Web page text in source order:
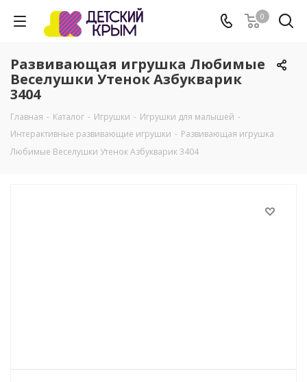
0
Развивающая игрушка Любимые
Веселушки Утенок Азбукварик
3404
Главная - Каталог - Игрушки - Игрушки для малышей -
Интерактивные развивающие игрушки - Развивающая игрушка
Любимые Веселушки Утенок Азбукварик 3404